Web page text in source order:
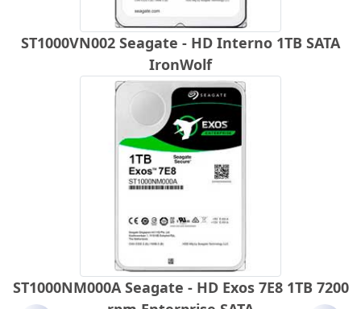
ST1000VN002 Seagate - HD Interno 1TB SATA
IronWolf
ST1000NM000A Seagate - HD Exos 7E8 1TB 7200